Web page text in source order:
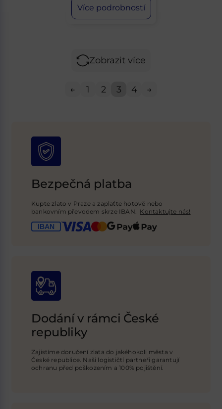
Více podrobností
Zobrazit více
← 1 2 3 4 →
Bezpečná platba
Kupte zlato v Praze a zaplaťte hotově nebo
bankovním převodem skrze IBAN. Kontaktujte nás!
Dodání v rámci České
republiky
Zajistíme doručení zlata do jakéhokoli města v
České republice. Naši logističtí partneři garantují
ochranu před poškozením a 100% pojištění.